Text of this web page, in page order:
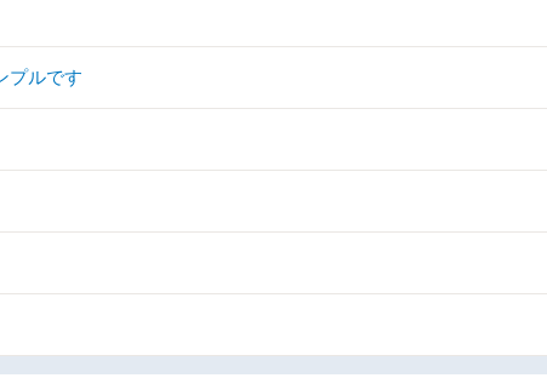
プルです